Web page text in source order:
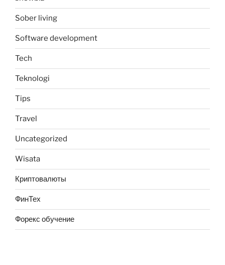
Sober living
Software development
Tech
Teknologi
Tips
Travel
Uncategorized
Wisata
Криптовалюты
ФинТех
Форекс обучение